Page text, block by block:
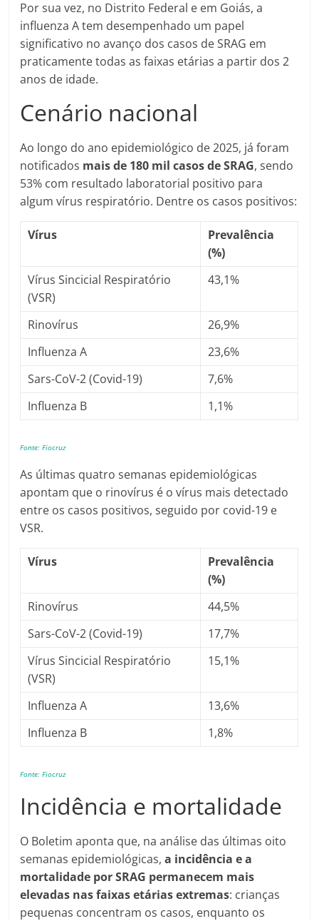
Por sua vez, no Distrito Federal e em Goiás, a
influenza A tem desempenhado um papel
significativo no avanço dos casos de SRAG em
praticamente todas as faixas etárias a partir dos 2
anos de idade.
Cenário nacional
Ao longo do ano epidemiológico de 2025, já foram
notificados mais de 180 mil casos de SRAG, sendo
53% com resultado laboratorial positivo para
algum vírus respiratório. Dentre os casos positivos:
Vírus
Prevalência
(%)
Vírus Sincicial Respiratório
(VSR)
43,1%
Rinovírus
26,9%
Influenza A
23,6%
Sars-CoV-2 (Covid-19)
7,6%
Influenza B
1,1%
Fonte: Fiocruz
As últimas quatro semanas epidemiológicas
apontam que o rinovírus é o vírus mais detectado
entre os casos positivos, seguido por covid-19 e
VSR.
Vírus
Prevalência
(%)
Rinovírus
44,5%
Sars-CoV-2 (Covid-19)
17,7%
Vírus Sincicial Respiratório
(VSR)
15,1%
Influenza A
13,6%
Influenza B
1,8%
Fonte: Fiocruz
Incidência e mortalidade
O Boletim aponta que, na análise das últimas oito
semanas epidemiológicas,a incidência e a
mortalidade por SRAG permanecem mais
elevadas nas faixas etárias extremas: crianças
pequenas concentram os casos, enquanto os